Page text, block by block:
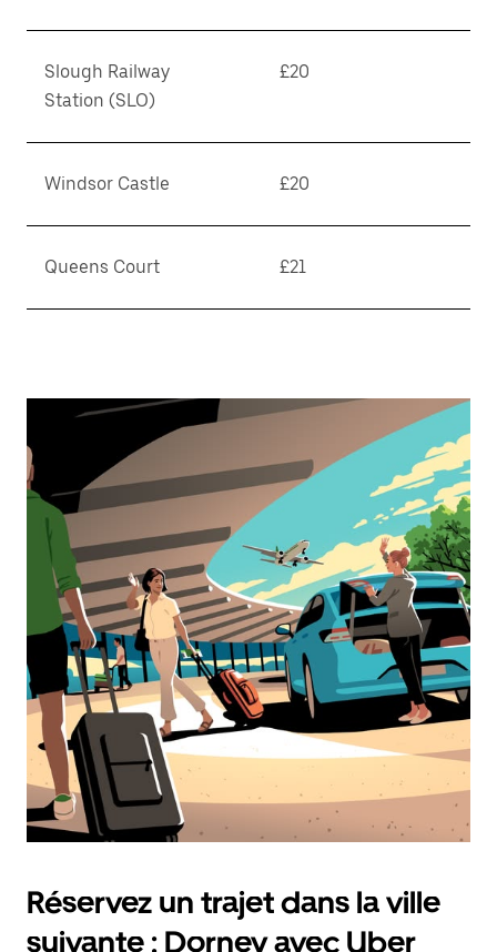
Slough Railway
Station (SLO)
£20
Windsor Castle £20
Queens Court £21
Réservez un trajet dans la ville
suivante : Dorney avec Uber